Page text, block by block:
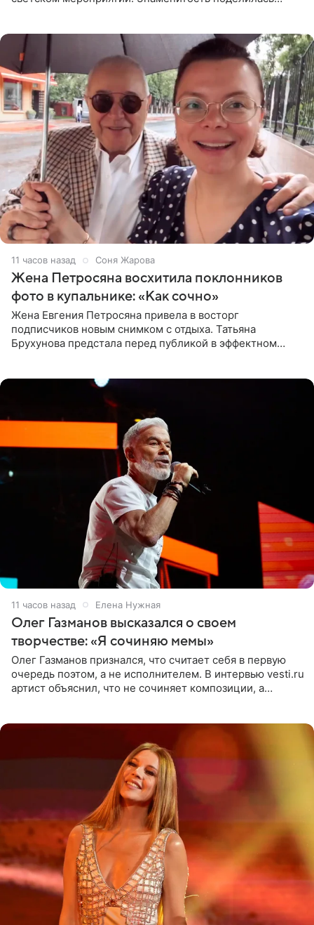
11 часов назад Соня Жарова
Жена Петросяна восхитила поклонников
фото в купальнике: «Как сочно»
Жена Евгения Петросяна привела в восторг
подписчиков новым снимком с отдыха. Татьяна
Брухунова предстала перед публикой в эффектном
11 часов назад Елена Нужная
Олег Газманов высказался о своем
творчестве: «Я сочиняю мемы»
Олег Газманов признался, что считает себя в первую
очередь поэтом, а не исполнителем. В интервью vesti.ru
артист объяснил, что не сочиняет композиции, а